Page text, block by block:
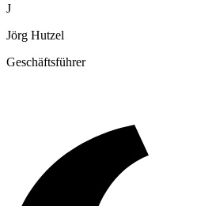
J
Jörg Hutzel
Geschäftsführer